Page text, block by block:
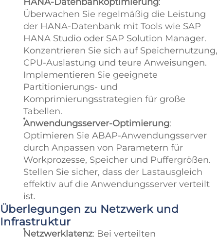
Überwachen Sie regelmäßig die Leistung
der HANA-Datenbank mit Tools wie SAP
HANA Studio oder SAP Solution Manager.
Konzentrieren Sie sich auf Speichernutzung,
CPU-Auslastung und teure Anweisungen.
Implementieren Sie geeignete
Partitionierungs- und
Komprimierungsstrategien für große
Tabellen.
Anwendungsserver-Optimierung:
Optimieren Sie ABAP-Anwendungsserver
durch Anpassen von Parametern für
Workprozesse, Speicher und Puffergrößen.
Stellen Sie sicher, dass der Lastausgleich
effektiv auf die Anwendungsserver verteilt
ist.
Überlegungen zu Netzwerk und
Infrastruktur
Netzwerklatenz: Bei verteilten